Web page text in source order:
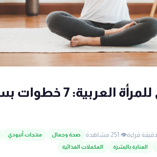
روتين الصحة اليومي
👁️ 251 مشاهدة صحة وجمال منتجات أنبودي
العناية بالبشرة المكملات الغذائية